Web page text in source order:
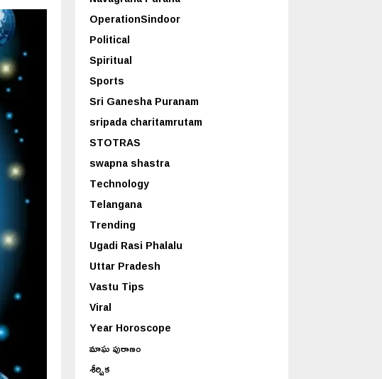
OperationSindoor
Political
Spiritual
Sports
Sri Ganesha Puranam
sripada charitamrutam
STOTRAS
swapna shastra
Technology
Telangana
Trending
Ugadi Rasi Phalalu
Uttar Pradesh
Vastu Tips
Viral
Year Horoscope
మాఘ పురాణం
శీర్షిక